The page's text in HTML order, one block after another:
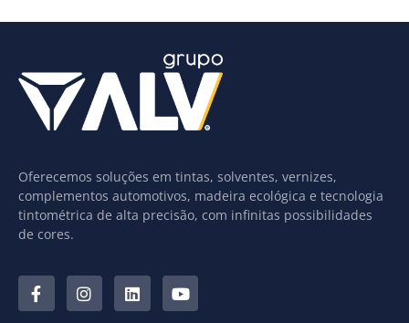
Oferecemos soluções em tintas, solventes, vernizes,
complementos automotivos, madeira ecológica e tecnologia
tintométrica de alta precisão, com infinitas possibilidades
de cores.